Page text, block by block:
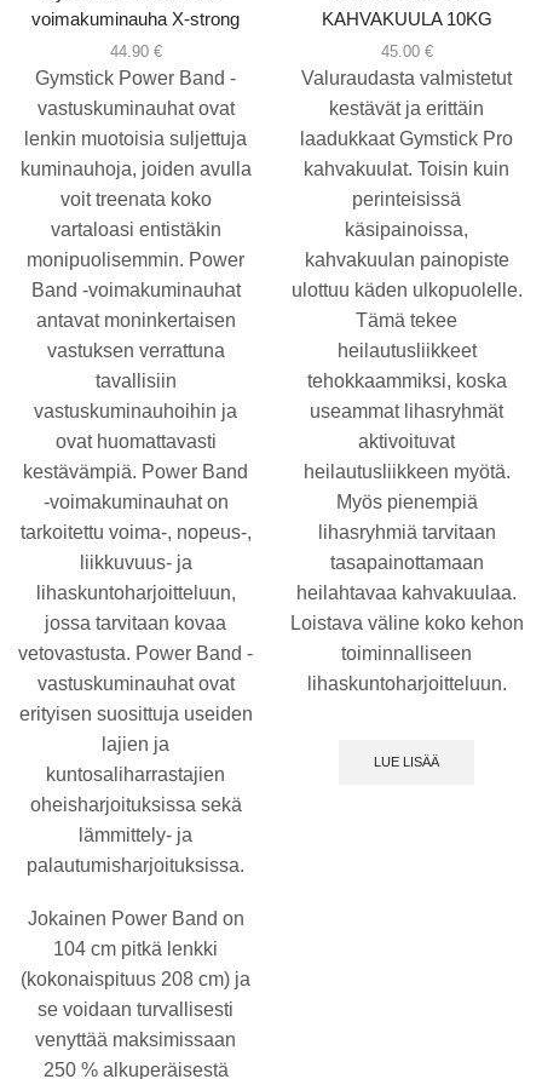
voimakuminauha X-strong
44.90 €
Gymstick Power Band -
vastuskuminauhat ovat
lenkin muotoisia suljettuja
kuminauhoja, joiden avulla
voit treenata koko
vartaloasi entistäkin
monipuolisemmin. Power
Band -voimakuminauhat
antavat moninkertaisen
vastuksen verrattuna
tavallisiin
vastuskuminauhoihin ja
ovat huomattavasti
kestävämpiä. Power Band
-voimakuminauhat on
tarkoitettu voima-, nopeus-,
liikkuvuus- ja
lihaskuntoharjoitteluun,
jossa tarvitaan kovaa
vetovastusta. Power Band -
vastuskuminauhat ovat
erityisen suosittuja useiden
lajien ja
kuntosaliharrastajien
oheisharjoituksissa sekä
lämmittely- ja
palautumisharjoituksissa.
Jokainen Power Band on
104 cm pitkä lenkki
(kokonaispituus 208 cm) ja
se voidaan turvallisesti
venyttää maksimissaan
250 % alkuperäisestä
KAHVAKUULA 10KG
45.00 €
Valuraudasta valmistetut
kestävät ja erittäin
laadukkaat Gymstick Pro
kahvakuulat. Toisin kuin
perinteisissä
käsipainoissa,
kahvakuulan painopiste
ulottuu käden ulkopuolelle.
Tämä tekee
heilautusliikkeet
tehokkaammiksi, koska
useammat lihasryhmät
aktivoituvat
heilautusliikkeen myötä.
Myös pienempiä
lihasryhmiä tarvitaan
tasapainottamaan
heilahtavaa kahvakuulaa.
Loistava väline koko kehon
toiminnalliseen
lihaskuntoharjoitteluun.
LUE LISÄÄ